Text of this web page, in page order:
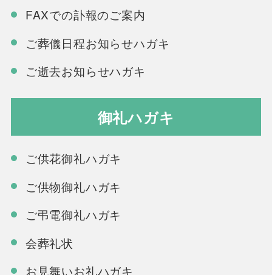
FAXでの訃報のご案内
ご葬儀日程お知らせハガキ
ご逝去お知らせハガキ
御礼ハガキ
ご供花御礼ハガキ
ご供物御礼ハガキ
ご弔電御礼ハガキ
会葬礼状
お見舞いお礼ハガキ